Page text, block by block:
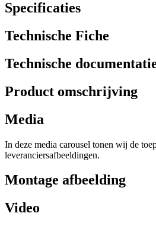
Specificaties
Technische Fiche
Technische
Product omschrijving
Media
In deze media carousel tonen wij de
leveranciersafbeeldingen.
Montage afbeelding
Video